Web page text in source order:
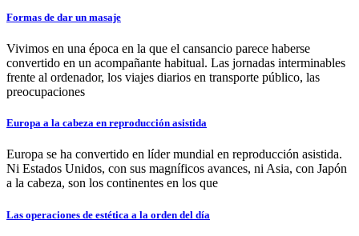
Formas de dar un masaje
Vivimos en una época en la que el cansancio parece haberse
convertido en un acompañante habitual. Las jornadas interminables
frente al ordenador, los viajes diarios en transporte público, las
preocupaciones
Europa a la cabeza en reproducción asistida
Europa se ha convertido en líder mundial en reproducción asistida.
Ni Estados Unidos, con sus magníficos avances, ni Asia, con Japón
a la cabeza, son los continentes en los que
Las operaciones de estética a la orden del día